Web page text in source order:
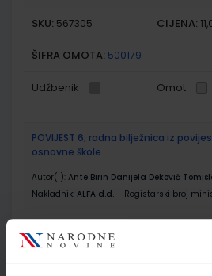
SKU: 567305 CIJENA:
ŠIFRA OMOTA: 500179
Udžbenik Omot
POVIJEST 6; radna bilježnica iz
osnovne škole
Autor(i): Ante Birin Danijela Deković
Nakladnik: ALFA d.d. Registarski broj
SKU:567306 CIJENA: